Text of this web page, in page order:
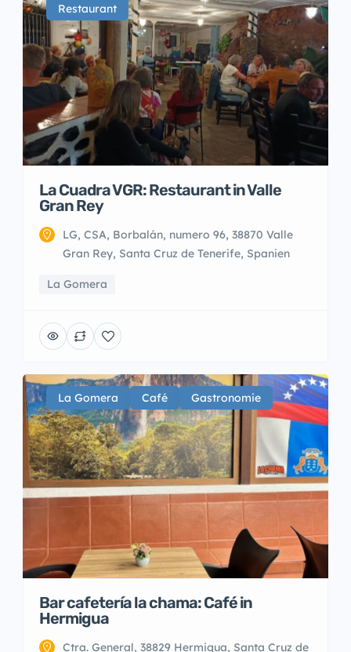
Restaurant
La Cuadra VGR: Restaurant in Valle
Gran Rey
LG, CSA, Borbalán, numero 96, 38870 Valle
Gran Rey, Santa Cruz de Tenerife, Spanien
La Gomera
La Gomera Café Gastronomie
Bar cafetería la chama: Café in
Hermigua
Ctra. General, 38829 Hermigua, Santa Cruz de